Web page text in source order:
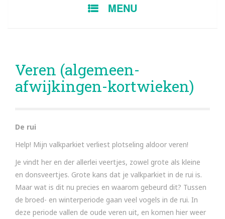
MENU
Veren (algemeen-
afwijkingen-kortwieken)
De rui
Help! Mijn valkparkiet verliest plotseling aldoor veren!
Je vindt her en der allerlei veertjes, zowel grote als kleine
en donsveertjes. Grote kans dat je valkparkiet in de rui is.
Maar wat is dit nu precies en waarom gebeurd dit? Tussen
de broed- en winterperiode gaan veel vogels in de rui. In
deze periode vallen de oude veren uit, en komen hier weer